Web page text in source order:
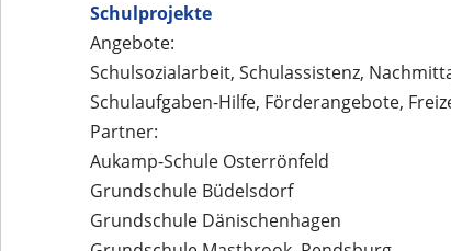
Schulprojekte
Angebote:
Schulsozialarbeit, Schulassistenz,
Schulaufgaben-Hilfe, Förderangebote,
Partner:
Aukamp-Schule Osterrönfeld
Grundschule Büdelsdorf
Grundschule Dänischenhagen